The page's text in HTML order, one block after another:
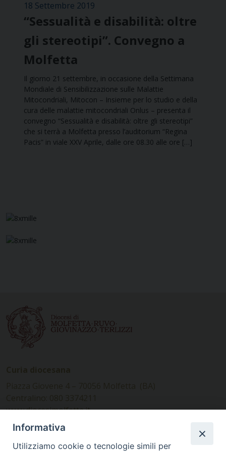
18 Settembre 2019
“Sessualità e disabilità: oltre
gli stereotipi”. Convegno a
Molfetta
Il giorno 21 settembre, in occasione della Settimana
Mondiale di Sensibilizzazione sulle Malattie
Mitocondriali, Mitocon – Insieme per lo studio e della
cura delle malattie mitocondriali Onlus – presenta il
convegno “Sessualità e disabilità: oltre gli stereotipi”
che si terrà a Molfetta presso l’auditorium “Regina
Pacis” in viale XXV Aprile, dalle ore 08.30 alle ore […]
www.diocesimolfetta.it –
diocesimolfetta@pec.chiesacattolica.it
Informativa
Utilizziamo cookie o tecnologie simili per